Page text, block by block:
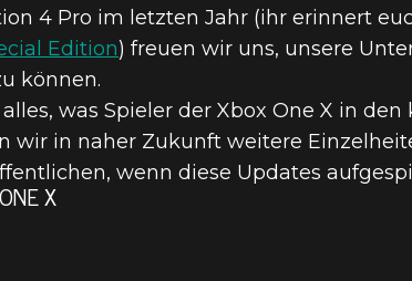
4 Pro im letzten Jahr (ihr erinnert
Edition) freuen wir uns, unsere
können.
was Spieler der Xbox One X in
wir in naher Zukunft weitere
wenn diese Updates
X